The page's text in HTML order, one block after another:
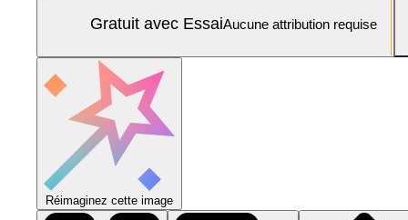
Gratuit avec EssaiAucune attribution requise
Réimaginez cette image